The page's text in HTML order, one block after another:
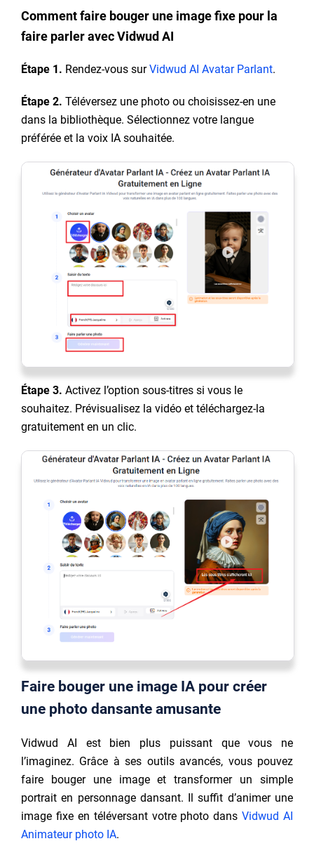
Comment faire bouger une image fixe pour la
faire parler avec Vidwud AI
Étape 1. Rendez-vous surVidwud AI Avatar Parlant.
Étape 2. Téléversez une photo ou choisissez-en une
dans la bibliothèque. Sélectionnez votre langue
préférée et la voix IA souhaitée.
Étape 3. Activez l’option sous-titres si vous le
souhaitez. Prévisualisez la vidéo et téléchargez-la
gratuitement en un clic.
Faire bouger une image IA pour créer
une photo dansante amusante
Vidwud AI est bien plus puissant que vous ne
l’imaginez. Grâce à ses outils avancés, vous pouvez
faire bouger une image et transformer un simple
portrait en personnage dansant. Il suffit d’animer une
image fixe en téléversant votre photo dansVidwud AI
Animateur photo IA.